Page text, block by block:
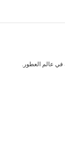
في عالم العطور.